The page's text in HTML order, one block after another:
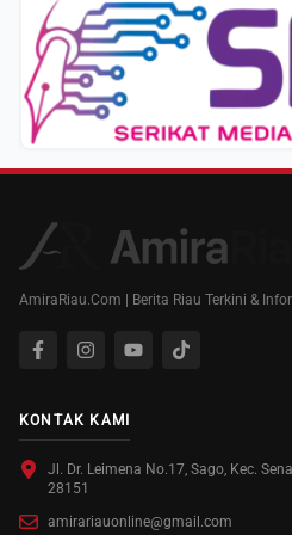
AmiraRiau.Com | Berita Riau Terkini &
KONTAK KAMI
Jl. Dr. Leimena No.17, Sago, Kec.
28151
amirariauonline@gmail.com